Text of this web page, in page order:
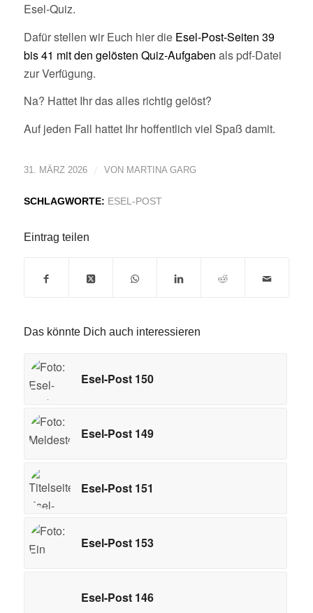
Esel-Quiz.
Dafür stellen wir Euch hier die Esel-Post-Seiten 39
bis 41 mit den gelösten Quiz-Aufgaben als pdf-Datei
zur Verfügung.
Na? Hattet Ihr das alles richtig gelöst?
Auf jeden Fall hattet Ihr hoffentlich viel Spaß damit.
31. MÄRZ 2026 / VON MARTINA GARG
SCHLAGWORTE: ESEL-POST
Eintrag teilen
Das könnte Dich auch interessieren
Esel-Post 150
Esel-Post 149
Esel-Post 151
Esel-Post 153
Esel-Post 146